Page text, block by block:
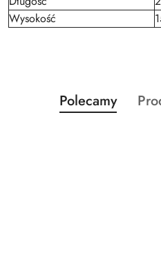
Wysokość
Pomiń karuzelę
Produkty
o
Polecamy